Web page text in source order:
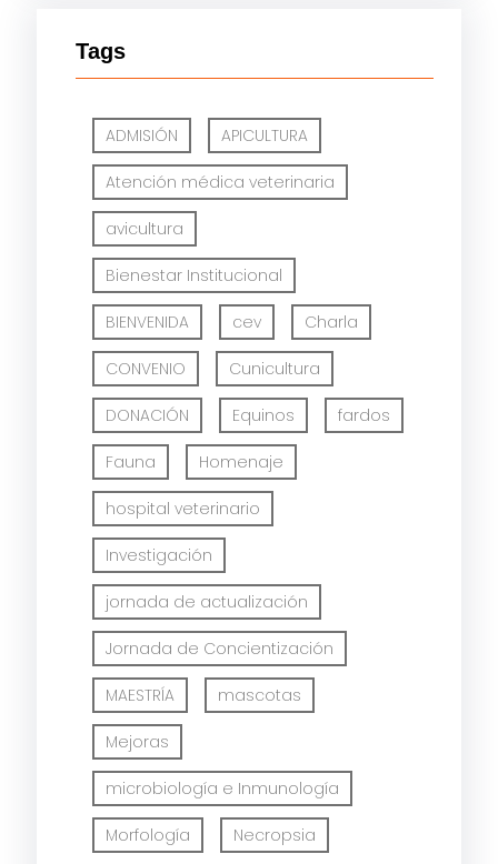
Tags
ADMISIÓN APICULTURA
Atención médica veterinaria
avicultura
Bienestar Institucional
BIENVENIDA cev Charla
CONVENIO Cunicultura
DONACIÓN Equinos fardos
Fauna Homenaje
hospital veterinario
Investigación
jornada de actualización
Jornada de Concientización
MAESTRÍA mascotas
Mejoras
microbiología e Inmunología
Morfología Necropsia